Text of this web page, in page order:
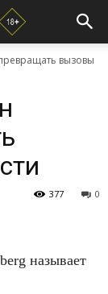
вызовы
0
377
называет